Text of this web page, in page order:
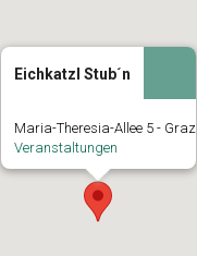
Eichkatzl Stub´n
Maria-Theresia-Allee 5 - Graz
Veranstaltungen